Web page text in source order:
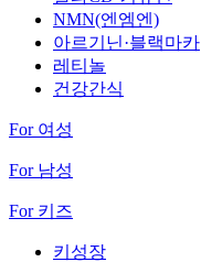
NMN(엔엠엔)
아르기닌·블랙마카
레티놀
건강간식
For 여성
For 남성
For 키즈
키성장